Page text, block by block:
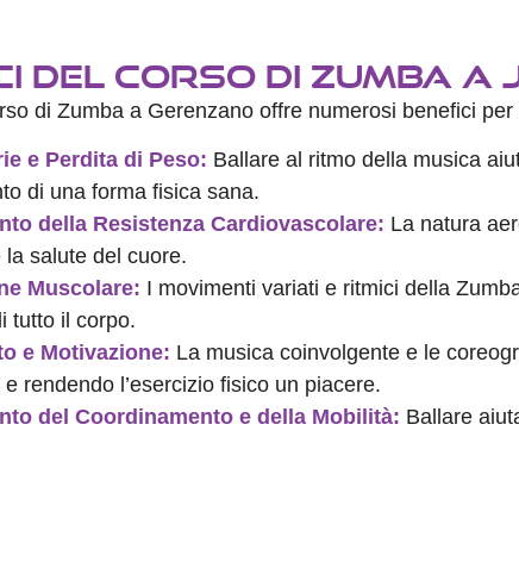
del Corso di Zumba a
di Zumba a Gerenzano offre numerosi benefici
e Perdita di Peso: Ballare al ritmo della musica
di una forma fisica sana.
della Resistenza Cardiovascolare: La natura
la salute del cuore.
Muscolare: I movimenti variati e ritmici della
tutto il corpo.
e Motivazione: La musica coinvolgente e le
rendendo l’esercizio fisico un piacere.
del Coordinamento e della Mobilità: Ballare